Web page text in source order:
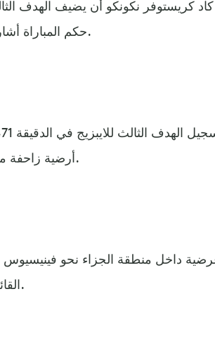
حكم المباراة أشار لوجوده في حالة تسلل.
أرضية زاحفة مرت بجانب القائم الأيمن.
داخل منطقة الجزاء نحو فينيسيوس
القائم الأيسر في الدقيقة 78.